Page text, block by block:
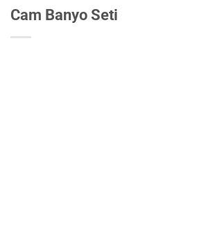
Cam Banyo Seti